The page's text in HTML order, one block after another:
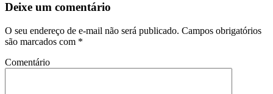
Deixe um comentário
O seu endereço de e-mail não será publicado. Campos obrigatórios
são marcados com *
Comentário